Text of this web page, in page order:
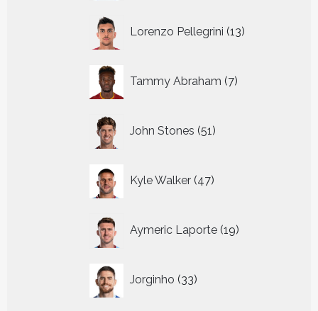
Lorenzo Pellegrini 13
producten
Tammy Abraham 7
producten
John Stones 51
producten
Kyle Walker 47
producten
Aymeric Laporte 19
producten
Jorginho 33
producten